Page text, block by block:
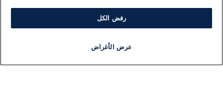
رفض الكل
عرض الأغراض